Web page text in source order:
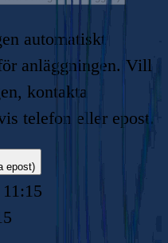
automatiskt
anläggningen. Vill
kontakta
telefon eller epost.
epost)